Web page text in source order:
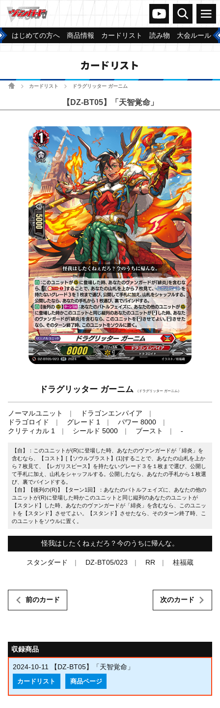
ヴァンガードch
検索 メニュー
はじめての方へ 商品情報 カードリスト 読み物 大会ルール
カードリスト
ホームカードリスト ドラグリッター ガーニム
【DZ-BT05】「天智覚命」
ドラグリッター ガーニム （ドラグリッター ガーニム）
ノーマルユニット
ドラゴンエンパイア
ドラゴロイド
グレード 1
パワー 8000
クリティカル 1
シールド 5000 ブースト -
【自】：このユニットが(R)に登場した時、あなたのヴァンガードが「緋炎」を
含むなら、【コスト】[【ソウルブラスト】(1)]することで、あなたの山札を上か
ら７枚見て、【レガリスピース】を持たないグレード３を１枚まで選び、公開し
て手札に加え、山札をシャッフルする。公開したなら、あなたの手札から１枚選
び、裏でバインドする。
【自】【後列の(R)】【ターン1回】：あなたのバトルフェイズに、あなたの他の
ユニットが(R)に登場した時かこのユニットと同じ縦列のあなたのユニットが
【スタンド】した時、あなたのヴァンガードが「緋炎」を含むなら、このユニッ
トを【スタンド】させてよい。【スタンド】させたなら、そのターン終了時、こ
のユニットをソウルに置く。
怪我はしたくねぇだろ？今のうちに帰んな。
スタンダード DZ-BT05/023 RR 桂福蔵
前のカード 次のカード
収録商品
2024-10-11 【DZ-BT05】「天智覚命」
カードリスト 商品ページ